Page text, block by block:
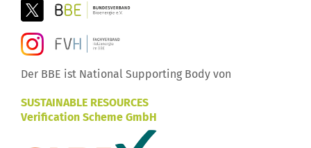
Der BBE ist National Supporting Body von
SUSTAINABLE RESOURCES
Verification Scheme GmbH